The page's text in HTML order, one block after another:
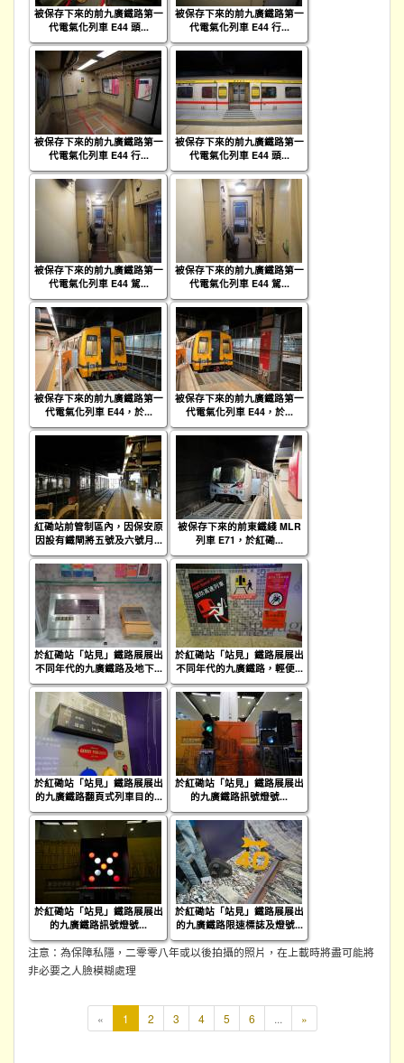
被保存下來的前九廣鐵路第一
代電氣化列車 E44 頭...
被保存下來的前九廣鐵路第一
代電氣化列車 E44 行...
被保存下來的前九廣鐵路第一
代電氣化列車 E44 行...
被保存下來的前九廣鐵路第一
代電氣化列車 E44 頭...
被保存下來的前九廣鐵路第一
代電氣化列車 E44 駕...
被保存下來的前九廣鐵路第一
代電氣化列車 E44 駕...
被保存下來的前九廣鐵路第一
代電氣化列車 E44，於...
被保存下來的前九廣鐵路第一
代電氣化列車 E44，於...
紅磡站前管制區內，因保安原
因設有鐵閘將五號及六號月...
被保存下來的前東鐵綫 MLR
列車 E71，於紅磡...
於紅磡站「站見」鐵路展展出
不同年代的九廣鐵路及地下...
於紅磡站「站見」鐵路展展出
不同年代的九廣鐵路，輕便...
於紅磡站「站見」鐵路展展出
的九廣鐵路翻頁式列車目的...
於紅磡站「站見」鐵路展展出
的九廣鐵路訊號燈號...
於紅磡站「站見」鐵路展展出
的九廣鐵路訊號燈號...
於紅磡站「站見」鐵路展展出
的九廣鐵路限速標誌及燈號...
注意：為保障私隱，二零零八年或以後拍攝的照片，在上載時將盡可能將
非必要之人臉模糊處理
« 1
頁
2 3 4 5 6 ... »